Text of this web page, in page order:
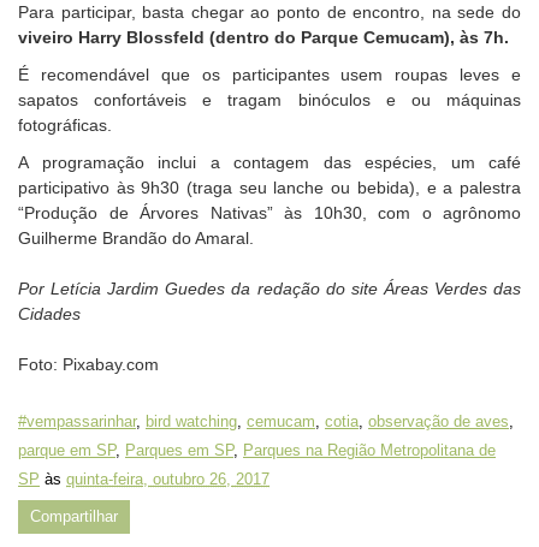
Para participar, basta chegar ao ponto de encontro, na sede do
viveiro Harry Blossfeld (dentro do Parque Cemucam), às 7h.
É recomendável que os participantes usem roupas leves e
sapatos confortáveis e tragam binóculos e ou máquinas
fotográficas.
A programação inclui a contagem das espécies, um café
participativo às 9h30 (traga seu lanche ou bebida), e a palestra
“Produção de Árvores Nativas” às 10h30, com o agrônomo
Guilherme Brandão do Amaral.
Por Letícia Jardim Guedes da redação do site Áreas Verdes das
Cidades
Foto: Pixabay.com
#vempassarinhar, bird watching, cemucam, cotia, observação de aves,
parque em SP, Parques em SP, Parques na Região Metropolitana de
SP às quinta-feira, outubro 26, 2017
Compartilhar